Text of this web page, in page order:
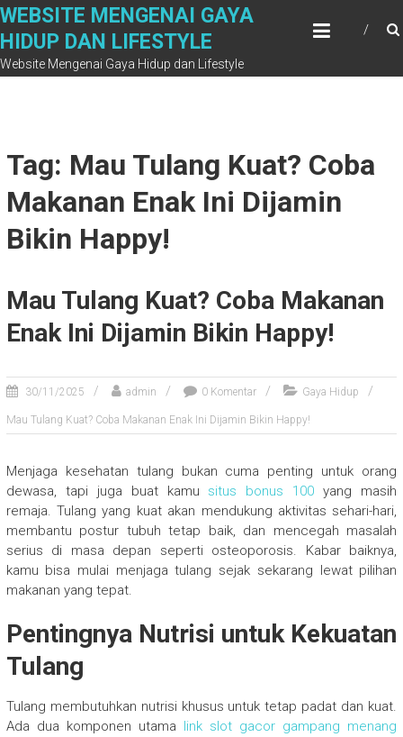
Skip
content
WEBSITE MENGENAI GAYA
HIDUP DAN LIFESTYLE
Website Mengenai Gaya Hidup dan Lifestyle
Tag: Mau Tulang Kuat? Coba
Makanan Enak Ini Dijamin
Bikin Happy!
Mau Tulang Kuat? Coba Makanan
Enak Ini Dijamin Bikin Happy!
30/11/2025 admin 0 Komentar Gaya Hidup
Mau Tulang Kuat? Coba Makanan Enak Ini Dijamin Bikin Happy!
Menjaga kesehatan tulang bukan cuma penting untuk orang
dewasa, tapi juga buat kamu situs bonus 100 yang masih
remaja. Tulang yang kuat akan mendukung aktivitas sehari-hari,
membantu postur tubuh tetap baik, dan mencegah masalah
serius di masa depan seperti osteoporosis. Kabar baiknya,
kamu bisa mulai menjaga tulang sejak sekarang lewat pilihan
makanan yang tepat.
Pentingnya Nutrisi untuk Kekuatan
Tulang
Tulang membutuhkan nutrisi khusus untuk tetap padat dan kuat.
Ada dua komponen utama link slot gacor gampang menang